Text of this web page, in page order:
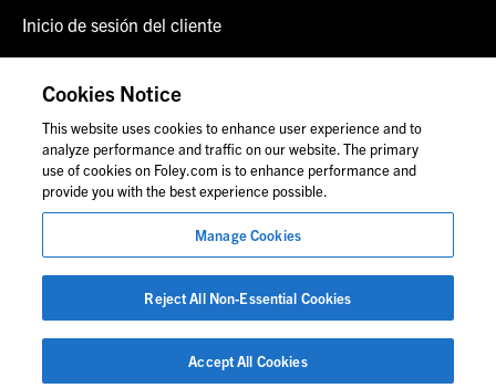
Inicio de sesión del cliente
Contáctenos
© 2026 Foley & Lardner LLP
personal de Foley.
Cookies Notice
This website uses cookies to enhance user experience and to
analyze performance and traffic on our website. The primary
use of cookies on Foley.com is to enhance performance and
provide you with the best experience possible.
Manage Cookies
Reject All Non-Essential Cookies
Accept All Cookies